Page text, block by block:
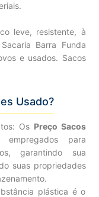
leve, resistente, à
Barra Funda
e usados. Sacos
Usado?
Os Preço Sacos
para
garantindo sua
suas propriedades
plástica é o